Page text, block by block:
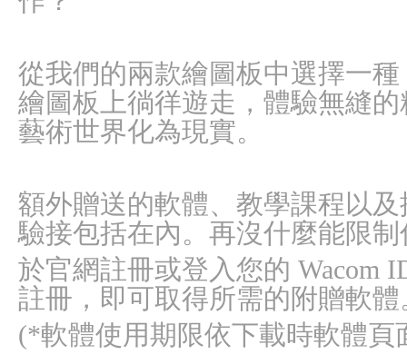
從我們的兩款繪圖板中選擇一
繪圖板上徜徉遊走，體驗無縫
藝術世界化為現實。
額外贈送的軟體、教學課程以
驗接包括在內。 再沒什麼能限
於官網註冊或登入您的 Wacom
註冊，即可取得所需的附贈軟體
(*軟體使用期限依下載時軟體頁